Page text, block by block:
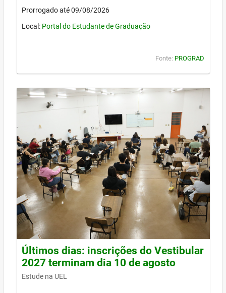
Prorrogado até 09/08/2026
Local: Portal do Estudante de Graduação
Fonte: PROGRAD
Últimos dias: inscrições do Vestibular
2027 terminam dia 10 de agosto
Estude na UEL